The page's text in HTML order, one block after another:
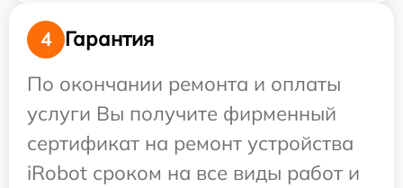
4
Гарантия
По окончании ремонта и оплаты
услуги Вы получите фирменный
сертификат на ремонт устройства
iRobot сроком на все виды работ и